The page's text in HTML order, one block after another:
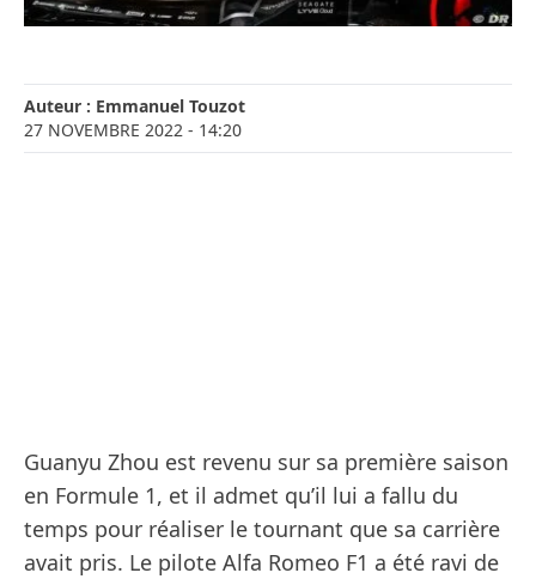
Auteur : Emmanuel Touzot
27 NOVEMBRE 2022 - 14:20
Guanyu Zhou est revenu sur sa première saison
en Formule 1, et il admet qu’il lui a fallu du
temps pour réaliser le tournant que sa carrière
avait pris. Le pilote Alfa Romeo F1 a été ravi de